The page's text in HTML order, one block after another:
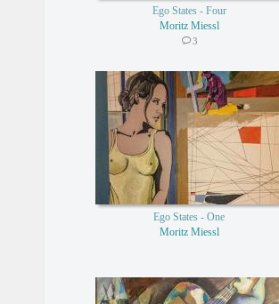
Ego States - Four
Moritz Miessl
3
Ego States - One
Moritz Miessl